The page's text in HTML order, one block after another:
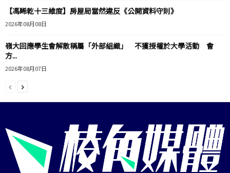
【馮睎乾十三維度】房屋局當然違反《公開資料守則》
2026年08月08日
嶺大回應學生會解散稱屬「外部組織」 不獲授權於大學活動 會
方...
2026年08月07日